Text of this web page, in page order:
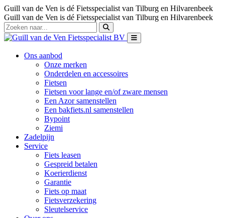
Guill van de Ven is dé Fietsspecialist van Tilburg en Hilvarenbeek
Guill van de Ven is dé Fietsspecialist van Tilburg en Hilvarenbeek
Ons aanbod
Onze merken
Onderdelen en accessoires
Fietsen
Fietsen voor lange en/of zware mensen
Een Azor samenstellen
Een bakfiets.nl samenstellen
Bypoint
Ziemi
Zadelpijn
Service
Fiets leasen
Gespreid betalen
Koerierdienst
Garantie
Fiets op maat
Fietsverzekering
Sleutelservice